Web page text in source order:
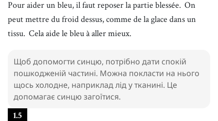
Pour aider un bleu, il faut reposer la partie blessée. On
peut mettre du froid dessus, comme de la glace dans un
tissu. Cela aide le bleu à aller mieux.
Щоб допомогти синцю, потрібно дати спокій
пошкодженій частині. Можна покласти на нього
щось холодне, наприклад лід у тканині. Це
допомагає синцю загоїтися.
1.5